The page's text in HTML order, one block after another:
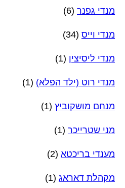
מנדי גפנר (6)
מנדי וייס (34)
מנדי ליסיצין (1)
מנדי רוט (ילד הפלא) (1)
מנחם מושקוביץ (1)
מני שטרייכר (1)
מענדי בריכטא (2)
מקהלת דאראג (1)